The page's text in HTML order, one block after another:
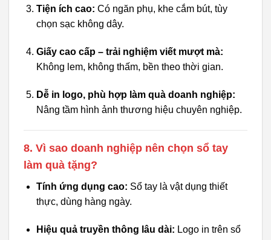
Tiện ích cao: Có ngăn phụ, khe cắm bút, tùy
chọn sạc không dây.
Giấy cao cấp – trải nghiệm viết mượt mà:
Không lem, không thấm, bền theo thời gian.
Dễ in logo, phù hợp làm quà doanh nghiệp:
Nâng tầm hình ảnh thương hiệu chuyên nghiệp.
8. Vì sao doanh nghiệp nên chọn sổ tay
làm quà tặng?
Tính ứng dụng cao: Sổ tay là vật dụng thiết
thực, dùng hàng ngày.
Hiệu quả truyền thông lâu dài: Logo in trên sổ